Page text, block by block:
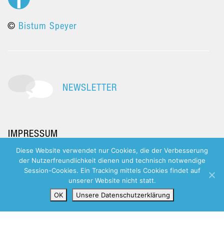
© Bistum Speyer
NEWSLETTER
IMPRESSUM
DATENSCHUTZERKLÄRUNG
Diese Website verwendet nur Cookies, die der Verbesserung
der Nutzerfreundlichkeit dienen und technisch notwendige
Session-Cookies. Ein Tracking mittels Cookies findet auf
unserer Website nicht statt.
OK
Unsere Datenschutzerklärung